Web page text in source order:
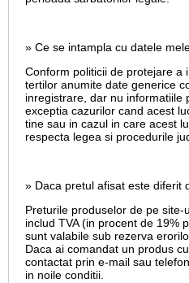
» Ce se intampla cu datele
Conform politicii de protejare a
tertilor anumite date generice
inregistrare, dar nu informatiile
exceptia cazurilor cand acest
tine sau in cazul in care acest
respecta legea si procedurile
» Daca pretul afisat este diferit
Preturile produselor de pe
includ TVA (in procent de 19%
sunt valabile sub rezerva
Daca ai comandat un produs
contactat prin e-mail sau
in noile conditii.